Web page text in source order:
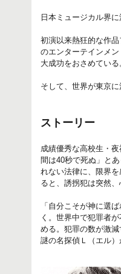
日本ミュージカル界
初演以来熱狂的な作
のエンターテインメ
大成功をおさめている
そして、世界が東京
ストーリー
成績優秀な高校生・
間は40秒で死ぬ」と
れない法律に、限界
ると、誘拐犯は突然、
「自分こそが神に選
く。世界中で犯罪者
める。犯罪の数が激
謎の名探偵Ｌ（エル）